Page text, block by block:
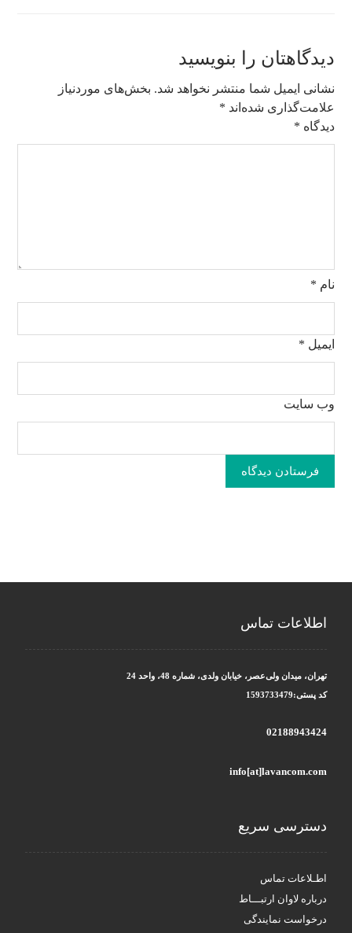
دیدگاهتان را بنویسید
نشانی ایمیل شما منتشر نخواهد شد. بخش‌های موردنیاز
علامت‌گذاری شده‌اند *
دیدگاه *
نام *
ایمیل *
وب‌ سایت
فرستادن دیدگاه
اطلاعات تماس
تهران، میدان ولی‌عصر، خیابان ولدی، شماره 48، واحد 24
کد پستی:1593733479
02188943424
info[at]lavancom.com
دسترسی سریع
اطـلاعات تماس
درباره لاوان ارتبـــاط
درخواست نمایندگی